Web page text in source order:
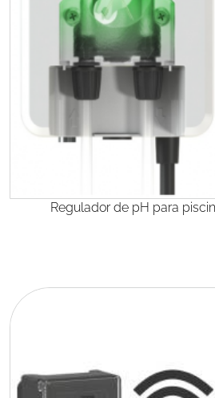
Regulador de pH para